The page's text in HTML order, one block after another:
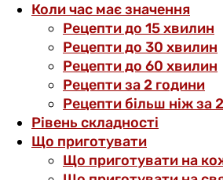
Коли час має значення
Рецепти до 15 хвилин
Рецепти до 30 хвилин
Рецепти до 60 хвилин
Рецепти за 2 години
Рецепти більш ніж за
Рівень складності
Що приготувати
Що приготувати на